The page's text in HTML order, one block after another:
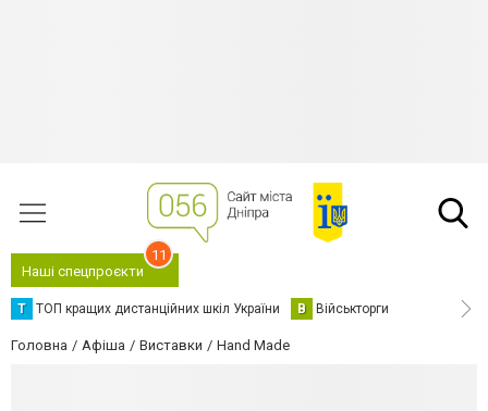
Наші спецпроєкти
11
Т ТОП кращих дистанційних шкіл України В Військторги
Головна Афіша Виставки Hand Made